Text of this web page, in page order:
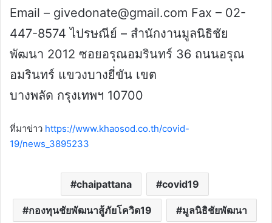
Email – givedonate@gmail.com Fax – 02-
447-8574 ไปรษณีย์ – สำนักงานมูลนิธิชัย
พัฒนา 2012 ซอยอรุณอมรินทร์ 36 ถนนอรุณ
อมรินทร์ แขวงบางยี่ขัน เขต
บางพลัด กรุงเทพฯ 10700
ที่มาข่าว https://www.khaosod.co.th/covid-
19/news_3895233
chaipattana covid19
กองทุนชัยพัฒนาสู้ภัยโควิด19 มูลนิธิชัยพัฒนา